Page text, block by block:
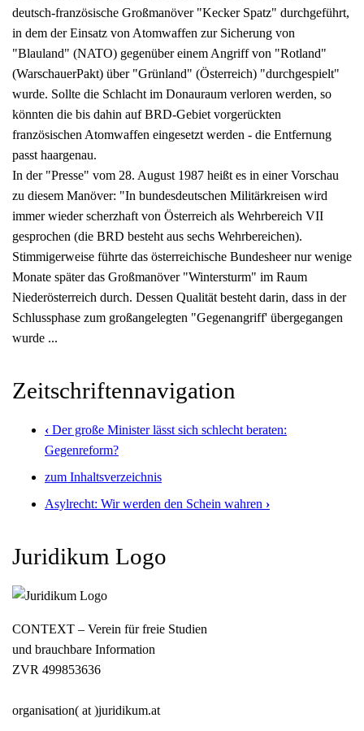
deutsch-französische Großmanöver "Kecker Spatz" durchgeführt,
in dem der Einsatz von Atomwaffen zur Sicherung von
"Blauland" (NATO) gegenüber einem Angriff von "Rotland"
(WarschauerPakt) über "Grünland" (Österreich) "durchgespielt"
wurde. Sollte die Schlacht im Donauraum verloren werden, so
könnten die bis dahin auf BRD-Gebiet vorgerückten
französischen Atomwaffen eingesetzt werden - die Entfernung
passt haargenau.
In der "Presse" vom 28. August 1987 heißt es in einer Vorschau
zu diesem Manöver: "In bundesdeutschen Militärkreisen wird
immer wieder scherzhaft von Österreich als Wehrbereich VII
gesprochen (die BRD besteht aus sechs Wehrbereichen).
Stimmigerweise führte das österreichische Bundesheer nur wenige
Monate später das Großmanöver "Wintersturm" im Raum
Niederösterreich durch. Dessen Qualität besteht darin, dass in der
Schlussphase zum großangelegten "Gegenangriff' übergegangen
wurde ...
Zeitschriftennavigation
‹ Der große Minister lässt sich schlecht beraten:
Gegenreform?
zum Inhaltsverzeichnis
Asylrecht: Wir werden den Schein wahren ›
Juridikum Logo
CONTEXT – Verein für freie Studien
und brauchbare Information
ZVR 499853636
organisation( at )juridikum.at